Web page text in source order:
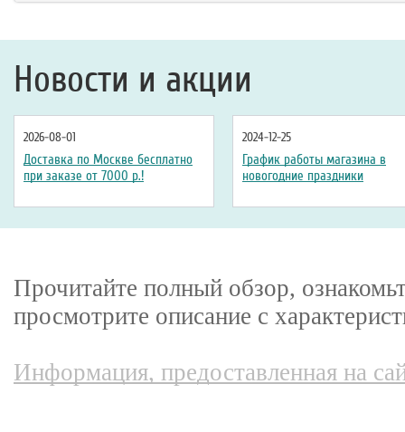
Новости и акции
2026-08-01
Доставка по Москве бесплатно
при заказе от 7000 р.!
2024-12-25
График работы магазина в
новогодние праздники
Прочитайте полный обзор,
просмотрите описание с
Информация, предоставленная на